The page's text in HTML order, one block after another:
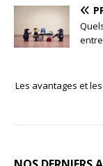
Les avantages et